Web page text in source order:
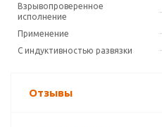
Взрывопроверенное
исполнение
Применение
С индуктивностью развязки
Отзывы